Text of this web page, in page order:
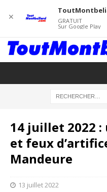
14 juillet 2022 :
et feux
Mandeure
13 juillet 2022
✕ GRATUIT
Sur Google Play